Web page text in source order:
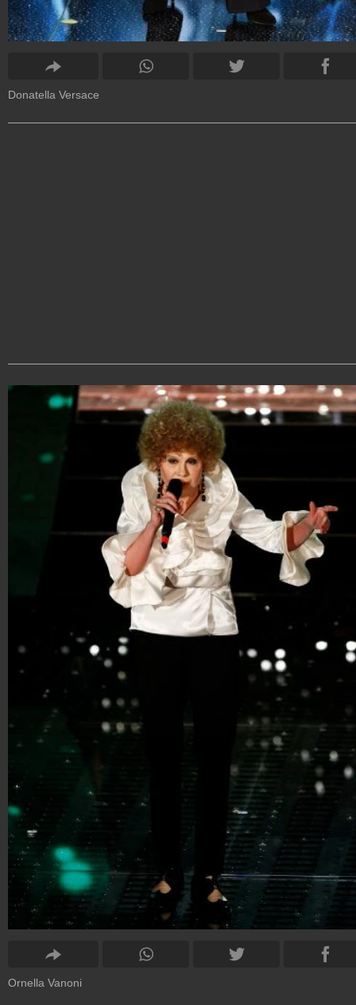
Donatella Versace
Ornella Vanoni